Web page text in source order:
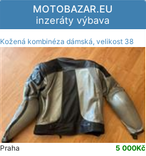
XSR 125
XSR125 Legacy
YBR 125
MOTOBAZAR.EU
inzeráty výbava
Kožená kombinéza dámská, velikost 38
5 000Kč
Praha